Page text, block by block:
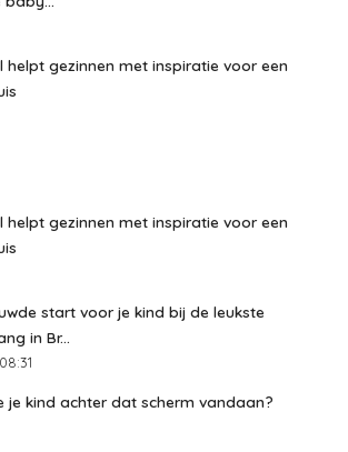
helpt gezinnen met inspiratie voor een
helpt gezinnen met inspiratie voor een
start voor je kind bij de leukste
in Br...
je kind achter dat scherm vandaan?